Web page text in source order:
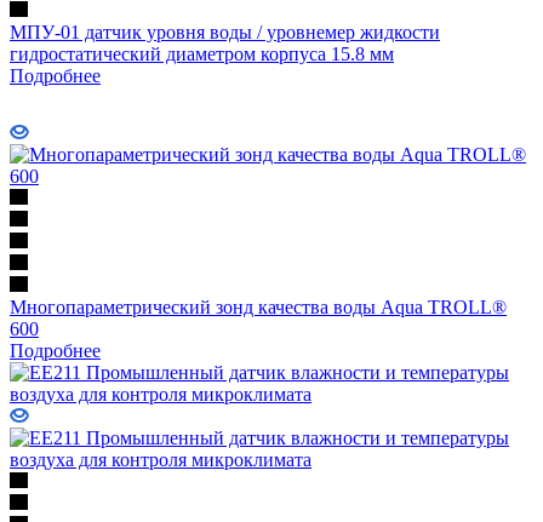
МПУ-01 датчик уровня воды / уровнемер жидкости
гидростатический диаметром корпуса 15.8 мм
Подробнее
Многопараметрический зонд качества воды Aqua TROLL®
600
Подробнее